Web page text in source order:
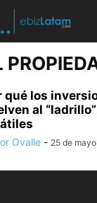
qué los
al
Ovalle - 25 de